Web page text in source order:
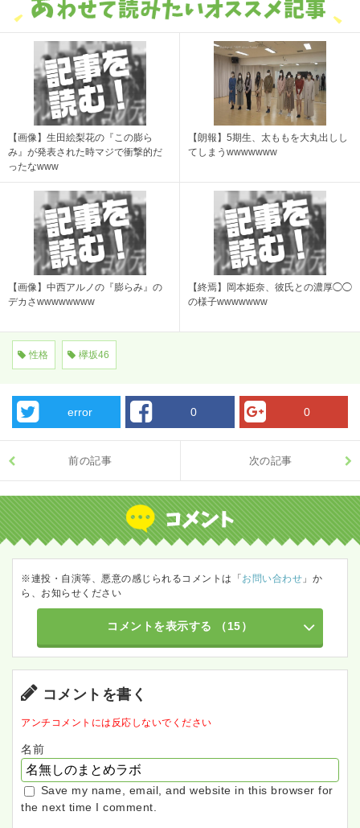
【画像】生田絵梨花の『この膨ら
み』が発表された時マジで衝撃的だ
ったなwww
【朗報】5期生、太ももを大丸出しし
てしまうwwwwwww
【画像】中西アルノの『膨らみ』の
デカさwwwwwwww
【終焉】岡本姫奈、彼氏との濃厚◯◯
の様子wwwwwww
性格 欅坂46
error 0 0
前の記事 次の記事
※連投・自演等、悪意の感じられるコメントは「 お問い合わせ 」か
ら、お知らせください
コメントを表示する （15）
コメントを書く
アンチコメントには反応しないでください
名前
Save my name, email, and website in this browser for
the next time I comment.